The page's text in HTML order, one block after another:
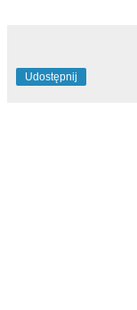
Udostępnij